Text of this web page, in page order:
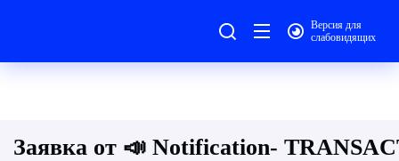
Версия для
слабовидящих
Заявка от 📣 Notification-